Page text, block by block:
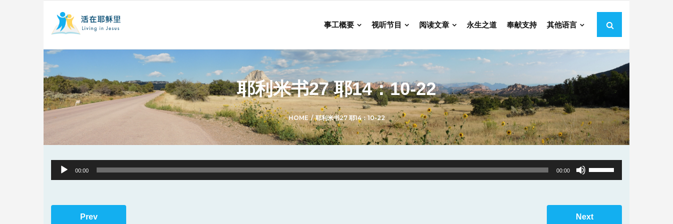
事工概要 视听节目 阅读文章 永生之道 奉献支持 其他语言
耶利米书27 耶14：10-22
HOME /耶利米书27 耶14：10-22
Audio
Player
00:00 00:00
Use
Up/Down
to
Prev Next